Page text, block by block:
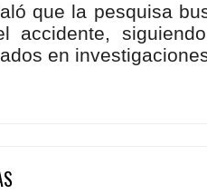
que la pesquisa
accidente,
en